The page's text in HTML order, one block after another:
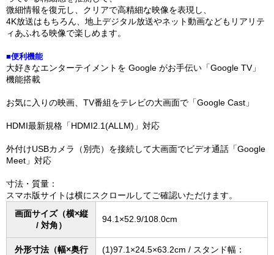
微細情報を復元し、クリアで高精細な映像を表現し、
4K放送はもちろん、地上デジタル放送やネット動画などもリアリテ
ィあふれる映像で楽しめます。
■便利機能
大好きなエンターテイメントを Google がお手伝い「Google TV」
機能搭載
お気に入りの映画、TV番組をテレビの大画面で「Google Cast」
HDMI最新規格「HDMI2.1(ALLM)」対応
外付けUSBカメラ（別売）を接続して大画面でビデオ通話「Google
Meet」対応
寸法・質量：
スマホ版サイトは横にスクロールしてご確認いただけます。
画面サイズ（横×縦
/ 対角）
94.1×52.9/108.0cm
外形寸法（幅×奥行
(1)97.1×24.5×63.2cm / スタンド幅：